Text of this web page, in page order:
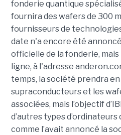
fonderie quantique
fournira des wafers de 300
fournisseurs de
date n'a encore été
officielle de la fonderie,
ligne, à l'adresse
temps, la société prendra
supraconducteurs et les
associées, mais l’objectif
d’autres types d’ordinateurs
comme l’avait annoncé la